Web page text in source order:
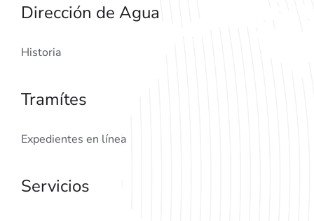
Dirección de Agua
Historia
Tramítes
Expedientes en línea
Servicios